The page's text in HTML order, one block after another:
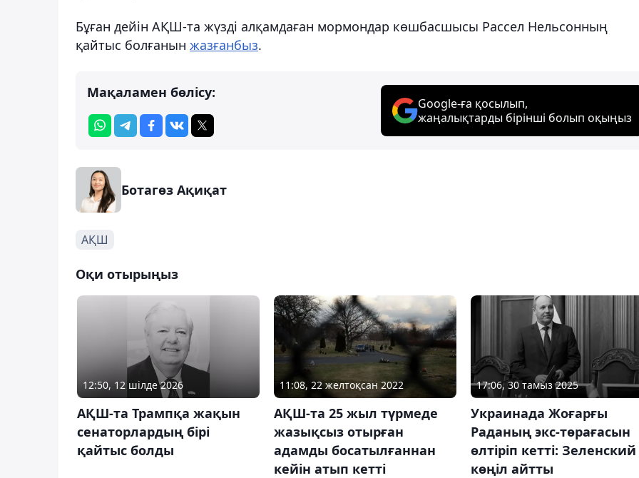
Бұған дейін АҚШ-та жүзді алқамдаған мормондар көшбасшысы Рассел Нельсонның
қайтыс болғанын жазғанбыз.
Мақаламен бөлісу:
Google-ға қосылып,
жаңалықтарды бірінші болып оқыңыз
Ботагөз Ақиқат
АҚШ
Оқи отырыңыз
12:50, 12 шілде 2026
АҚШ-та Трампқа жақын
сенаторлардың бірі
қайтыс болды
11:08, 22 желтоқсан 2022
АҚШ-та 25 жыл түрмеде
жазықсыз отырған
адамды босатылғаннан
кейін атып кетті
17:06, 30 тамыз 2025
Украинада Жоғарғы
Раданың экс-төрағасын
өлтіріп кетті: Зеленский
көңіл айтты